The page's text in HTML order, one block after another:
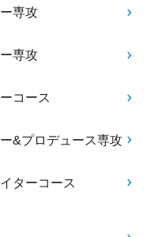
専攻
専攻
コース
&プロデュース専攻
ターコース